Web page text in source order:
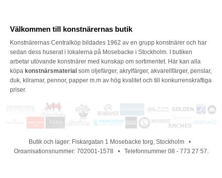
Välkommen till konstnärernas butik
Konstnärernas Centralköp bildades 1962 av en grupp konstnärer och har
sedan dess huserat i lokalerna på Mosebacke i Stockholm. I butiken
arbetar utövande konstnärer med kunskap om sortimentet. Här kan alla
köpa konstnärsmaterial som oljefärger, akrylfärger, akvarellfärger, penslar,
duk, kilramar, pennor, papper m.m av hög kvalitet och till konkurrenskraftiga
priser.
Butik och lager: Fiskargatan 1 Mosebacke torg, Stockholm •
Organisationsnummer: 702001-1578 • Telefonnummer 08 - 773 27 57,